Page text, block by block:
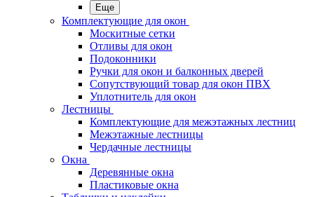
Еще
Комплектующие для окон
Москитные сетки
Отливы для окон
Подоконники
Ручки для окон и балконных дверей
Сопутствующий товар для окон ПВХ
Уплотнитель для окон
Лестницы
Комплектующие для межэтажных лестниц
Межэтажные лестницы
Чердачные лестницы
Окна
Деревянные окна
Пластиковые окна